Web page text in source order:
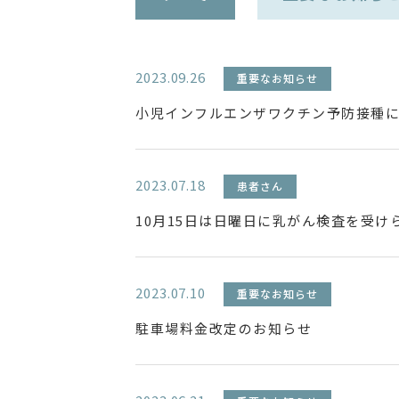
2023.09.26 重要なお知らせ
小児インフルエンザワクチン予防接種
2023.07.18 患者さん
10月15日は日曜日に乳がん検査を受け
2023.07.10 重要なお知らせ
駐車場料金改定のお知らせ